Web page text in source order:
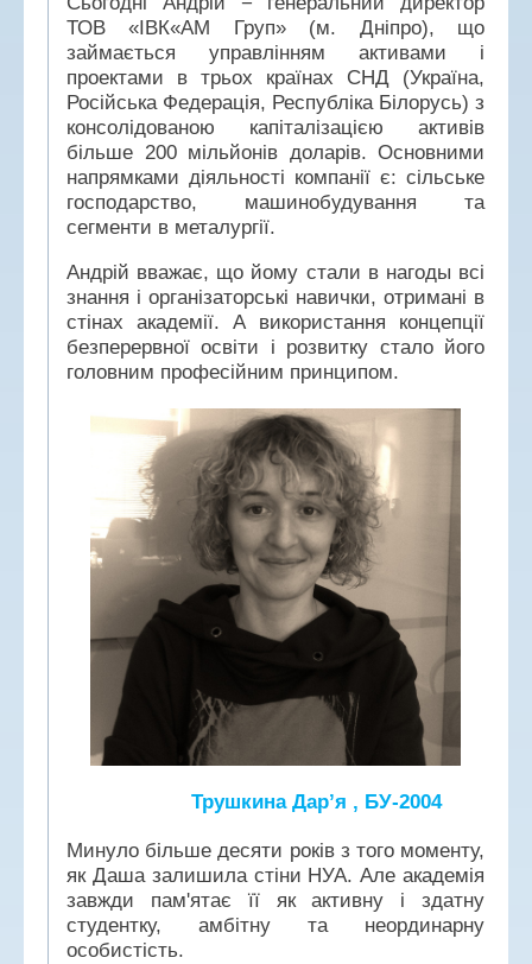
ТОВ «ІВК«АМ Груп» (м. Дніпро), що
займається управлінням активами і
проектами в трьох країнах СНД (Україна,
Російська Федерація, Республіка Білорусь) з
консолідованою капіталізацією активів
більше 200 мільйонів доларів. Основними
напрямками діяльності компанії є: сільське
господарство, машинобудування та
сегменти в металургії.
Андрій вважає, що йому стали в нагоды всі
знання і організаторські навички, отримані в
стінах академії. А використання концепції
безперервної освіти і розвитку стало його
головним професійним принципом.
Трушкина Дар’я , БУ-2004
Минуло більше десяти років з того моменту,
як Даша залишила стіни НУА. Але академія
завжди пам'ятає її як активну і здатну
студентку, амбітну та неординарну
особистість.